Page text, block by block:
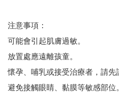
注意事項：
可能會引起肌膚過敏。
放置處應遠離孩童。
懷孕、哺乳或接受治療者，請先
避免接觸眼睛、黏膜等敏感部位。